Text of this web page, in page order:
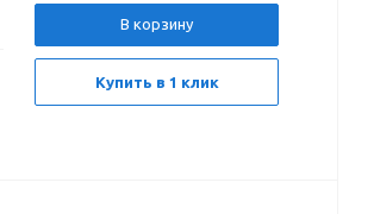
В корзину
Купить в 1 клик